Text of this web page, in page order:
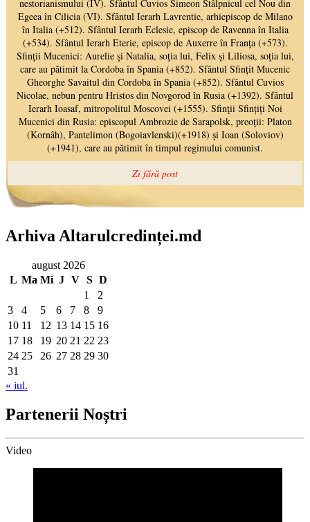
Arhiva Altarulcredinței.md
august 2026
L Ma Mi J V S D
1
2
3
4 5 6 7 8
9
10 11 12 13 14 15 16
17 18 19 20 21 22 23
24 25 26 27 28 29 30
31
« iul.
Partenerii Noștri
Video